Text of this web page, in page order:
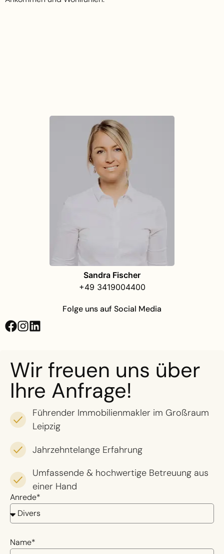
Wir freuen uns über
Ihre Anfrage!
Führender Immobilienmakler im Großraum
Leipzig
Jahrzehntelange Erfahrung
Umfassende & hochwertige Betreuung aus
einer Hand
Anrede*
Name*
Sandra Fischer
+49 3419004400
Folge uns auf Social Media